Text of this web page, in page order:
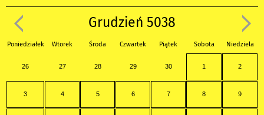
Grudzień 5038
Poniedziałek Wtorek Środa Czwartek Piątek Sobota Niedziela
26 27 28 29 30 1 2
3 4 5 6 7 8 9